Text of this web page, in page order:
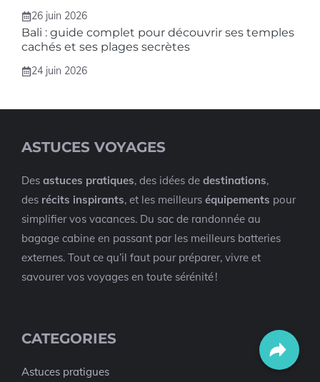
26 juin 2026
Bali : guide complet pour découvrir ses temples
cachés et ses plages secrètes
24 juin 2026
ASTUCES VOYAGES
Des astuces pratiques, des idées de destinations,
des récits inspirants, et les meilleurs équipements pour
simplifier vos vacances. Du sac de randonnée au
bagage cabine en passant par les meilleurs batteries
externes. Tout ce qu’il faut pour préparer, vivre et
savourer vos voyages en toute sérénité !
CATEGORIES
Astuces pratigues